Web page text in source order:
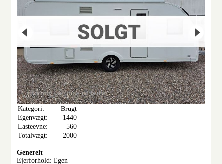
Kategori:
Brugt
Egenvægt:
1440
Lasteevne:
560
Totalvægt:
2000
Generelt
Ejerforhold: Egen